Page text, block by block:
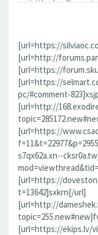
[url=https://
[url=http://
[url=https://
[url=https://
pc/#comment-
[url=http://
[url=https://
s7qx62a.xn--
[url=https://
t=13642]sxkrn[/url]
[url=http://
[url=https://ekips.lv/